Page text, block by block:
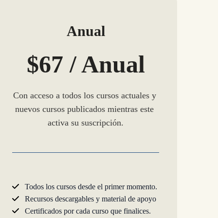
Anual
$67 / Anual
Con acceso a todos los cursos actuales y
nuevos cursos publicados mientras este
activa su suscripción.
Todos los cursos desde el primer momento.
Recursos descargables y material de apoyo
Certificados por cada curso que finalices.